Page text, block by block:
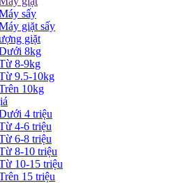
sấy
giặt sấy
giặt
8kg
8-9kg
9.5-10kg
10kg
4 triệu
4-6 triệu
6-8 triệu
8-10 triệu
10-15 triệu
15 triệu